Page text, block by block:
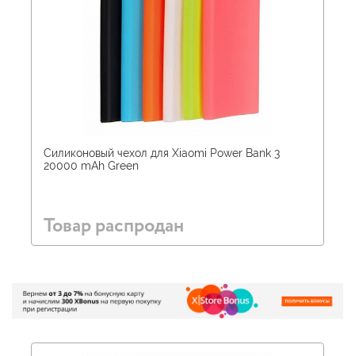
Силиконовый чехол для Xiaomi Power Bank 3
20000 mAh Green
Товар распродан